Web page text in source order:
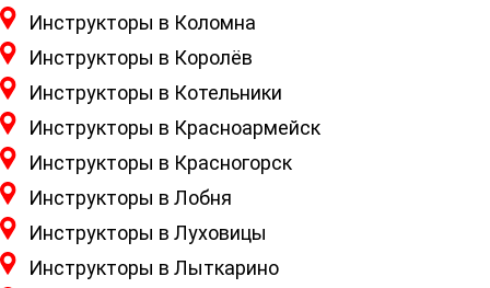
Инструкторы в Коломна
Инструкторы в Королёв
Инструкторы в Котельники
Инструкторы в Красноармейск
Инструкторы в Красногорск
Инструкторы в Лобня
Инструкторы в Луховицы
Инструкторы в Лыткарино